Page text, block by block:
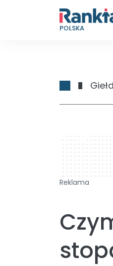
POLSKA
728 x 90
Reklama